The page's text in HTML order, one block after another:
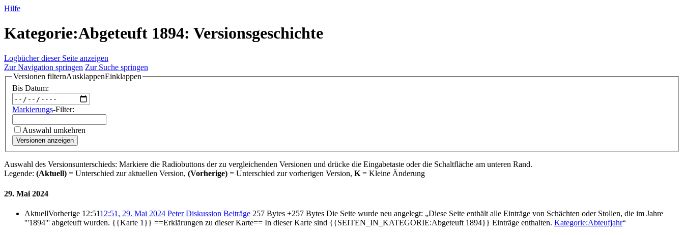
Hilfe
Kategorie:Abgeteuft 1894: Versionsgeschichte
Logbücher dieser Seite anzeigen
Zur Navigation springen Zur Suche springen
Versionen filternAusklappenEinklappen
Bis Datum:
Markierungs-Filter:
Auswahl umkehren
Versionen anzeigen
Auswahl des Versionsunterschieds: Markiere die Radiobuttons der zu vergleichenden Versionen und drücke die Eingabetaste oder die Schaltfläche am unteren Rand.
Legende: (Aktuell) = Unterschied zur aktuellen Version, (Vorherige) = Unterschied zur vorherigen Version, K= Kleine Änderung
29. Mai 2024
AktuellVorherige 12:5112:51, 29. Mai 2024 Peter Diskussion Beiträge 257 Bytes +257 Bytes Die Seite wurde neu angelegt: „Diese Seite enthält alle Einträge von Schächten oder Stollen, die im Jahre
'''1894''' abgeteuft wurden. {{Karte 1}} ==Erklärungen zu dieser Karte== In dieser Karte sind {{SEITEN_IN_KATEGORIE:Abgeteuft 1894}} Einträge enthalten. Kategorie:Abteufjahr“